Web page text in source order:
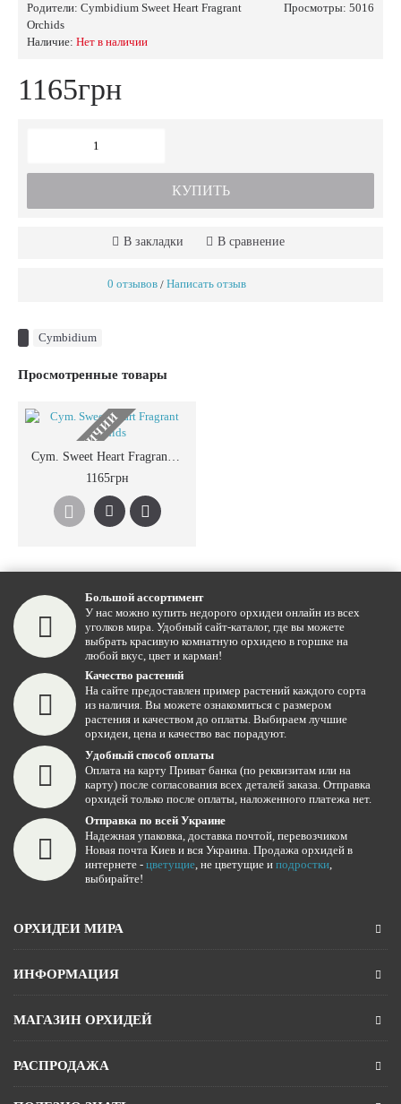
Просмотры: 5016
Родители: Cymbidium Sweet Heart Fragrant
Orchids
Наличие: Нет в наличии
1165грн
КУПИТЬ
В закладки В сравнение
0 отзывов / Написать отзыв
Cymbidium
Просмотренные товары
НЕТ В НАЛИЧИИ
Cym. Sweet Heart Fragrant Orchids
1165грн
Большой ассортимент
У нас можно купить недорого орхидеи онлайн из всех
уголков мира. Удобный сайт-каталог, где вы можете
выбрать красивую комнатную орхидею в горшке на
любой вкус, цвет и карман!
Качество растений
На сайте предоставлен пример растений каждого сорта
из наличия. Вы можете ознакомиться с размером
растения и качеством до оплаты. Выбираем лучшие
орхидеи, цена и качество вас порадуют.
Удобный способ оплаты
Оплата на карту Приват банка (по реквизитам или на
карту) после согласования всех деталей заказа. Отправка
орхидей только после оплаты, наложенного платежа нет.
Отправка по всей Украине
Надежная упаковка, доставка почтой, перевозчиком
Новая почта Киев и вся Украина. Продажа орхидей в
интернете - цветущие, не цветущие и подростки,
выбирайте!
ОРХИДЕИ МИРА
ИНФОРМАЦИЯ
МАГАЗИН ОРХИДЕЙ
РАСПРОДАЖА